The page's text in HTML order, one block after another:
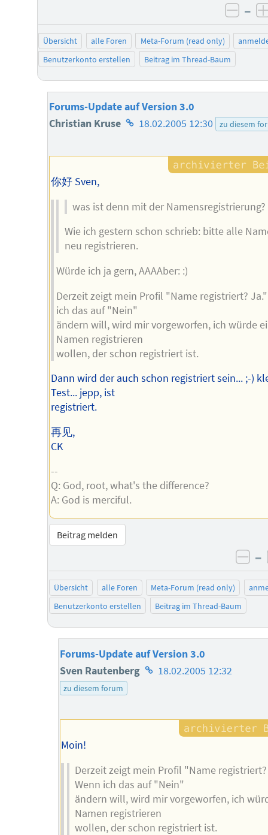
–
Übersicht alle Foren Meta-Forum (read only)
Benutzerkonto erstellen
Beitrag im Thread-Baum
Forums-Update auf Version 3.0
Christian Kruse Homepage
Autors
18.02.2005 12:30 zu diesem
你好 Sven,
was ist denn mit der Namensregistrierung?
Wie ich gestern schon schrieb: bitte alle
neu registrieren.
Würde ich ja gern, AAAAber: :)
Derzeit zeigt mein Profil "Name registriert?
ich das auf "Nein"
ändern will, wird mir vorgeworfen, ich würde
Namen registrieren
wollen, der schon registriert ist.
Dann wird der auch schon registriert sein... ;-)
Test... jepp, ist
registriert.
再见,
CK
--
Q: God, root, what's the difference?
A: God is merciful.
Beitrag melden
–
Übersicht alle Foren Meta-Forum (read only)
Benutzerkonto erstellen
Beitrag im Thread-Baum
Forums-Update auf Version 3.0
Sven Rautenberg Homepage
18.02.2005 12:32
zu diesem forum
Moin!
Derzeit zeigt mein Profil "Name
Wenn ich das auf "Nein"
ändern will, wird mir vorgeworfen, ich
Namen registrieren
wollen, der schon registriert ist.